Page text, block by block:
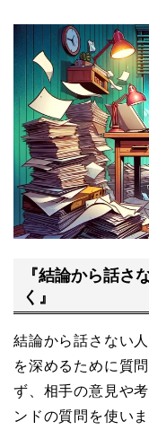
『結論から話さ
く』
結論から話さない
を深めるために質
ず、相手の意見や
ンドの質問を使い